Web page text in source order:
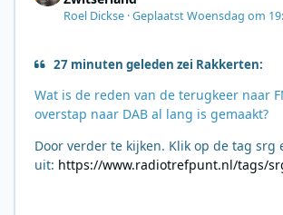
Roel Dickse ·GeplaatstWoensdag om
27 minuten geleden zei Rakkerten:
Wat is de reden van de terugkeer naar
overstap naar DAB al lang is gemaakt?
Door verder te kijken. Klik op de tag srg
uit: https://www.radiotrefpunt.nl/tags/